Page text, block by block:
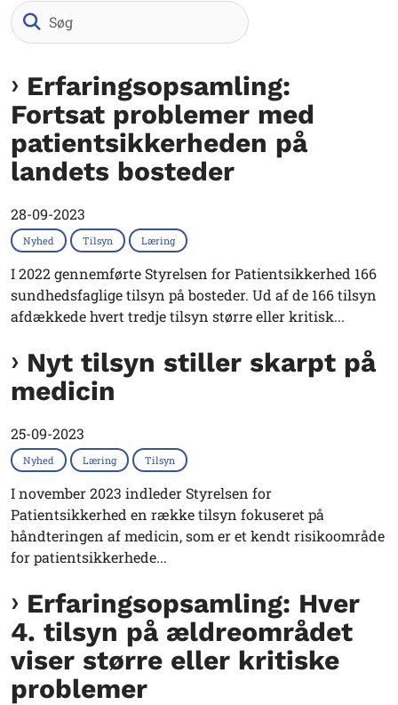
Erfaringsopsamling:
Fortsat problemer med
patientsikkerheden på
landets bosteder
28-09-2023
Nyhed Tilsyn Læring
I 2022 gennemførte Styrelsen for Patientsikkerhed 166
sundhedsfaglige tilsyn på bosteder. Ud af de 166 tilsyn
afdækkede hvert tredje tilsyn større eller kritisk...
Nyt tilsyn stiller skarpt på
medicin
25-09-2023
Nyhed Læring Tilsyn
I november 2023 indleder Styrelsen for
Patientsikkerhed en række tilsyn fokuseret på
håndteringen af medicin, som er et kendt risikoområde
for patientsikkerhede...
Erfaringsopsamling: Hver
4. tilsyn på ældreområdet
viser større eller kritiske
problemer